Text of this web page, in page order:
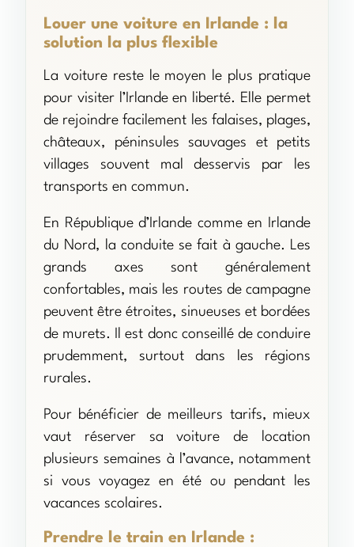
Louer une voiture en Irlande : la
solution la plus flexible
La voiture reste le moyen le plus pratique
pour visiter l’Irlande en liberté. Elle permet
de rejoindre facilement les falaises, plages,
châteaux, péninsules sauvages et petits
villages souvent mal desservis par les
transports en commun.
En République d’Irlande comme en Irlande
du Nord, la conduite se fait à gauche. Les
grands axes sont généralement
confortables, mais les routes de campagne
peuvent être étroites, sinueuses et bordées
de murets. Il est donc conseillé de conduire
prudemment, surtout dans les régions
rurales.
Pour bénéficier de meilleurs tarifs, mieux
vaut réserver sa voiture de location
plusieurs semaines à l’avance, notamment
si vous voyagez en été ou pendant les
vacances scolaires.
Prendre le train en Irlande :